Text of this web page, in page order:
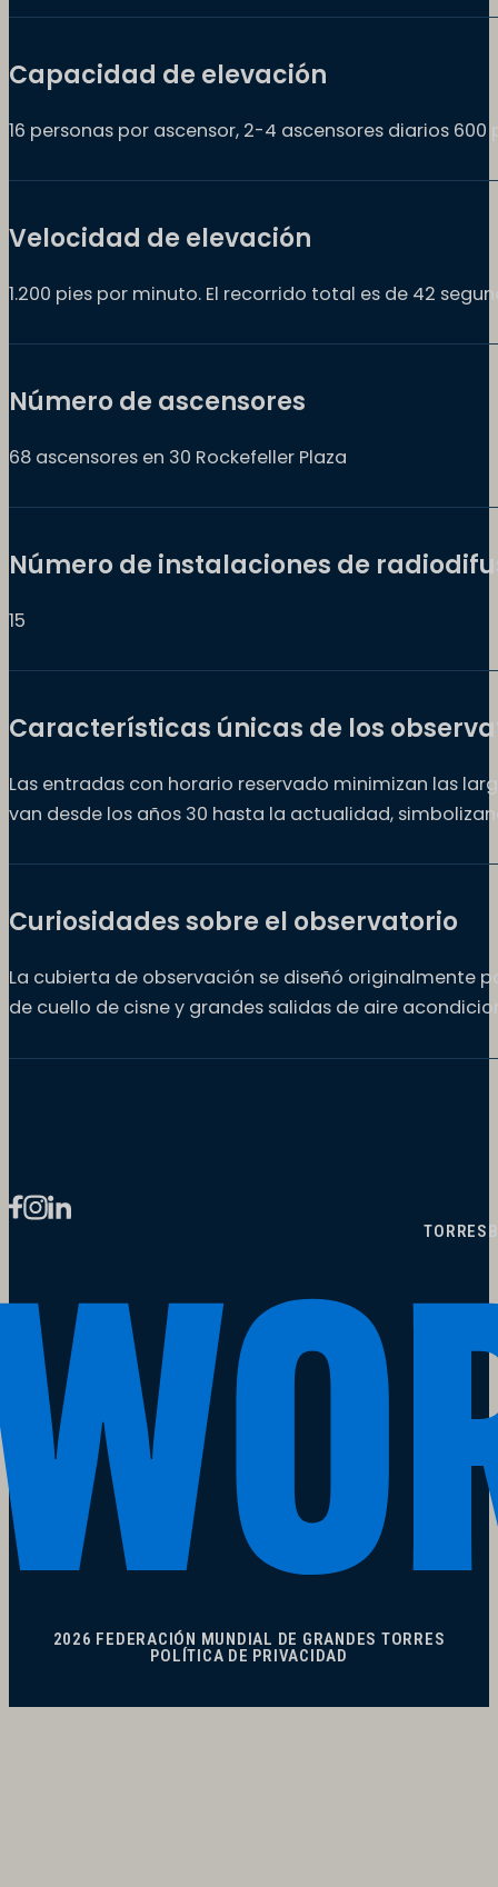
Capacidad de elevación
16 personas por ascensor, 2-4 ascensores diarios
Velocidad de elevación
1.200 pies por minuto. El recorrido total es de 42
Número de ascensores
68 ascensores en 30 Rockefeller Plaza
Número de instalaciones de
15
Características únicas de los
Las entradas con horario reservado minimizan las
van desde los años 30 hasta la actualidad,
Curiosidades sobre el observatorio
La cubierta de observación se diseñó originalmente
de cuello de cisne y grandes salidas de aire
TORRES
2026 FEDERACIÓN MUNDIAL DE GRANDES TORRES
POLÍTICA DE PRIVACIDAD